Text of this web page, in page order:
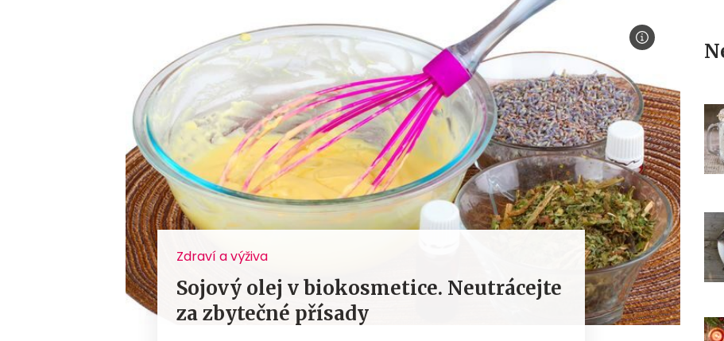
Zdraví a výživa
Sojový olej v biokosmetice. Neutrácejte
za zbytečné přísady